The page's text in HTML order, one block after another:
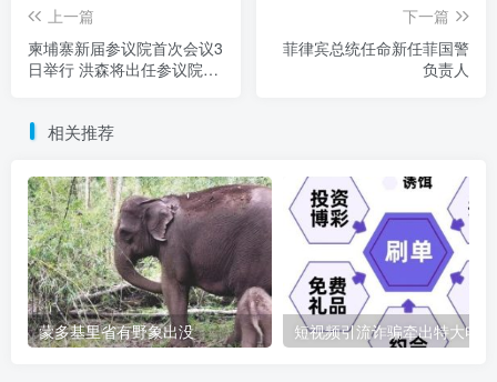
上一篇
柬埔寨新届参议院首次会议3
日举行 洪森将出任参议院主
下一篇
菲律宾总统任命新任菲国警
负责人
相关推荐
蒙多基里省有野象出没